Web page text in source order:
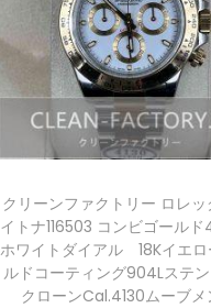
クリーンファクトリー ロレ
イトナ116503 コンビゴール
ホワイトダイアル 18Kイエロ
ルドコーティング904Lステ
クローンCal.4130ムーブメ